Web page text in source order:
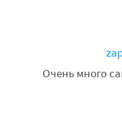
Очень много